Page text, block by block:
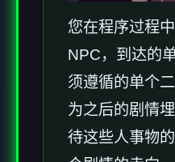
您在程序过程
NPC，到达的
须遵循的单个
为之后的剧情
待这些人事物